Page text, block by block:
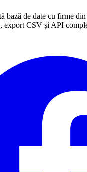
bază de date cu firme
export CSV și API